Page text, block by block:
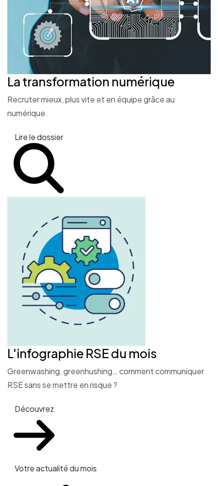
La transformation numérique
Recruter mieux, plus vite et en équipe grâce au
numérique.
Lire le dossier
L'infographie RSE du mois
Greenwashing, greenhushing… comment communiquer
RSE sans se mettre en risque ?
Découvrez
Votre actualité du mois